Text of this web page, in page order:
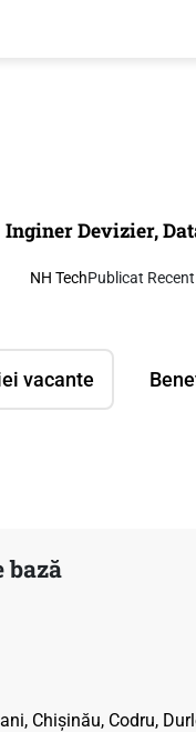
Inginer Devizier,
NH TechPublicat Recent
vacante
Chișinău, Codru,